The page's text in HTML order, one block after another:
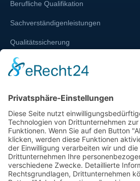
Berufliche Qualifikation
Sachverständigenleistungen
Qualitätssicherung
Weiterbildung und Schulung
SERVICE & RECHT
Infos zur Unparteilichkeit
Kontakt
Beschwerdestelle